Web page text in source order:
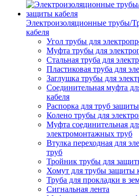
Электроизоляционные трубы/
кабеля
Угол трубы для
Муфта трубы для
Стальная труба для
Пластиковая труба для
Заглушка трубы для
Соединительная муфта
кабеля
Распорка для труб
Колено трубы для
Муфта соединительная
электромонтажных труб
Втулка переходная для
труб
Тройник трубы для
Хомут для трубы защиты
Труба для прокладки в
Сигнальная лента